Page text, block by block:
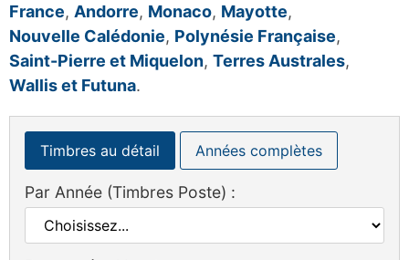
France, Andorre, Monaco, Mayotte,
Nouvelle Calédonie, Polynésie Française,
Saint-Pierre et Miquelon, Terres Australes,
Wallis et Futuna.
Timbres au détail Années complètes
Par Année (Timbres Poste) :